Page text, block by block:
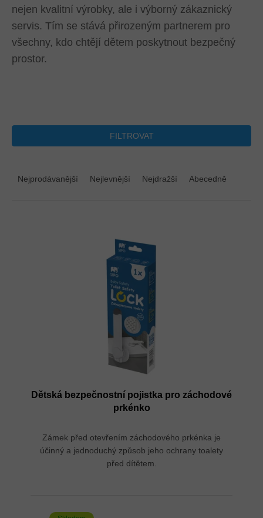
nejen kvalitní výrobky, ale i výborný zákaznický
servis. Tím se stává přirozeným partnerem pro
všechny, kdo chtějí dětem poskytnout bezpečný
prostor.
FILTROVAT
Nejprodávanější Nejlevnější Nejdražší Abecedně
Dětská bezpečnostní pojistka pro záchodové
prkénko
Zámek před otevřením záchodového prkénka je
účinný a jednoduchý způsob jeho ochrany toalety
před dítětem.